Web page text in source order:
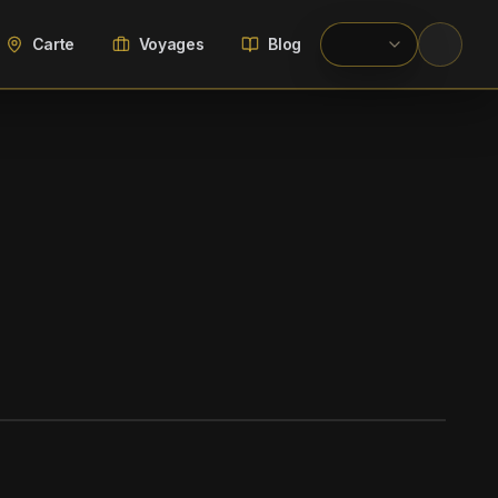
Carte Voyages Blog